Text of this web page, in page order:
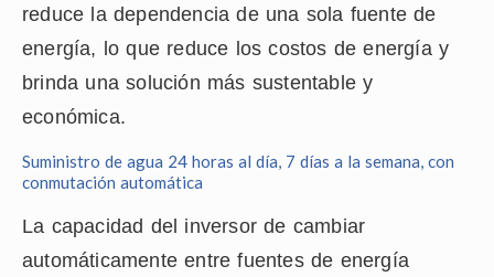
reduce la dependencia de una sola fuente de
energía, lo que reduce los costos de energía y
brinda una solución más sustentable y
económica.
Suministro de agua 24 horas al día, 7 días a la semana, con
conmutación automática
La capacidad del inversor de cambiar
automáticamente entre fuentes de energía